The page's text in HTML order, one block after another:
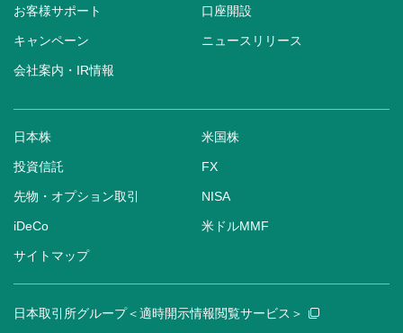
お客様サポート 口座開設
キャンペーン ニュースリリース
会社案内・IR情報
日本株 米国株
投資信託 FX
先物・オプション取引 NISA
iDeCo 米ドルMMF
サイトマップ
日本取引所グループ＜適時開示情報閲覧サービス＞